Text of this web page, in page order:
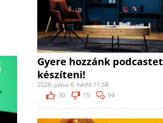
Gyere hozzánk podcastet
készíteni!
2026. július 6. hétfő 11:58
30
15 94